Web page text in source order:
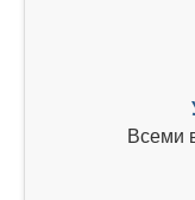
Всеми